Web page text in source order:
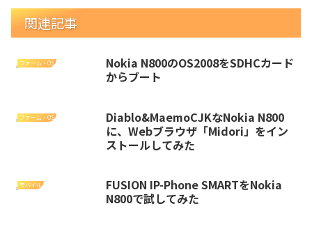
関連記事
ファーム・OS
Nokia N800のOS2008をSDHCカード
からブート
ファーム・OS
Diablo&MaemoCJKなNokia N800
に、Webブラウザ「Midori」をイン
ストールしてみた
モバイル
FUSION IP-Phone SMARTをNokia
N800で試してみた